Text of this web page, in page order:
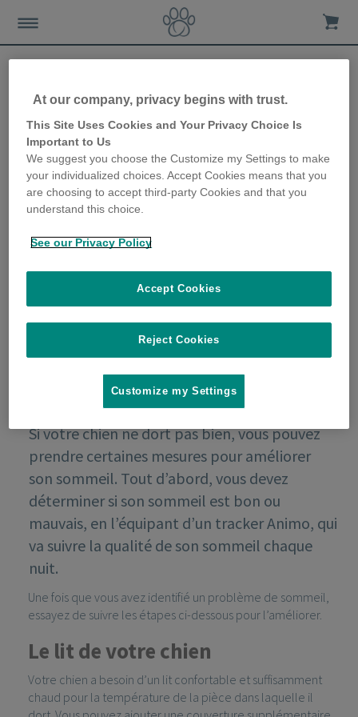
Les meilleurs conseils pour
que votre chien ait une
bonne nuit de sommeil
Si votre chien ne dort pas bien, vous pouvez
prendre certaines mesures pour améliorer
son sommeil. Tout d’abord, vous devez
déterminer si son sommeil est bon ou
mauvais, en l’équipant d’un tracker Animo, qui
va suivre la qualité de son sommeil chaque
nuit.
Une fois que vous avez identifié un problème de sommeil,
essayez de suivre les étapes ci-dessous pour l’améliorer.
Le lit de votre chien
Votre chien a besoin d’un lit confortable et suffisamment
chaud pour la température de la pièce dans laquelle il
At our company, privacy begins with trust.
This Site Uses Cookies and Your Privacy Choice Is
Important to Us
We suggest you choose the Customize my Settings to make
your individualized choices. Accept Cookies means that you
are choosing to accept third-party Cookies and that you
understand this choice.
See our Privacy Policy
Reject Cookies
Accept Cookies
Customize my Settings